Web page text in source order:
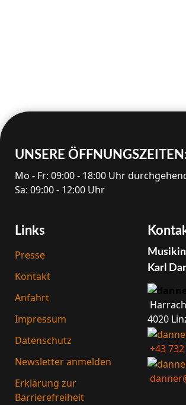
UNSERE
Mo - Fr: 09:00 - 18:00 Uhr
Sa: 09:00 - 12:00 Uhr
Links
Presse
Kontakt
Anfahrt
Impressum
Datenschutz
Newsletter anmelden
Erklärung zur
Barrierefreiheit
Karl
4020
+43